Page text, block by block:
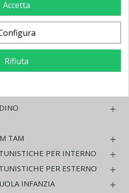

MEDICA RIABILITATIVA


TAM

PER INTERNO 
PER ESTERNO 
INFANZIA 
Accetta
Rifiuta